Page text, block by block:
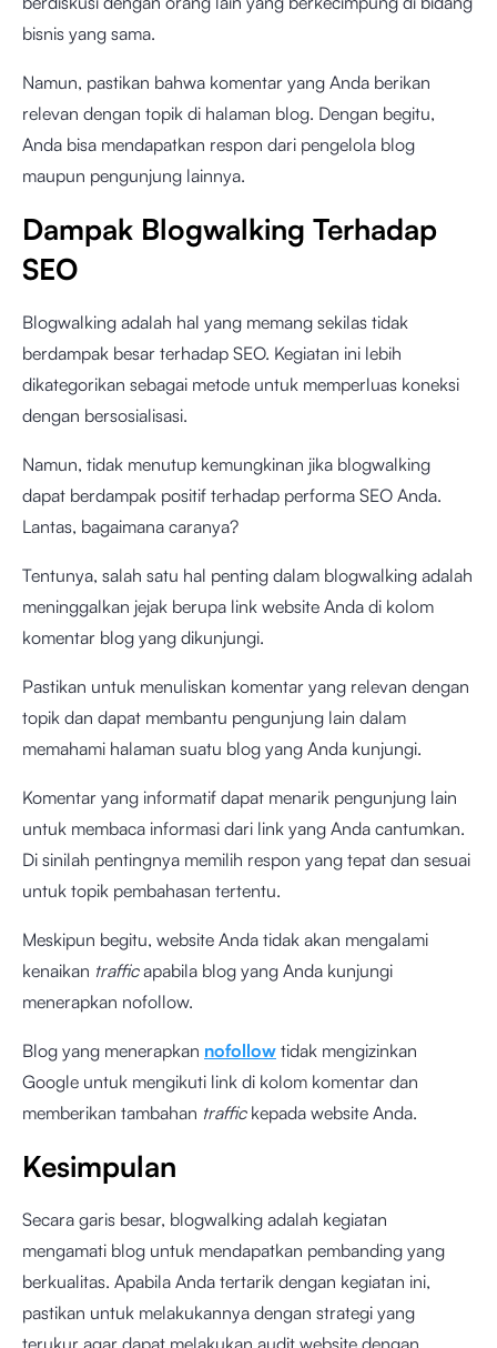
bisnis yang sama.
Namun, pastikan bahwa komentar yang Anda berikan
relevan dengan topik di halaman blog. Dengan begitu,
Anda bisa mendapatkan respon dari pengelola blog
maupun pengunjung lainnya.
Dampak Blogwalking Terhadap
SEO
Blogwalking adalah hal yang memang sekilas tidak
berdampak besar terhadap SEO. Kegiatan ini lebih
dikategorikan sebagai metode untuk memperluas koneksi
dengan bersosialisasi.
Namun, tidak menutup kemungkinan jika blogwalking
dapat berdampak positif terhadap performa SEO Anda.
Lantas, bagaimana caranya?
Tentunya, salah satu hal penting dalam blogwalking adalah
meninggalkan jejak berupa link website Anda di kolom
komentar blog yang dikunjungi.
Pastikan untuk menuliskan komentar yang relevan dengan
topik dan dapat membantu pengunjung lain dalam
memahami halaman suatu blog yang Anda kunjungi.
Komentar yang informatif dapat menarik pengunjung lain
untuk membaca informasi dari link yang Anda cantumkan.
Di sinilah pentingnya memilih respon yang tepat dan sesuai
untuk topik pembahasan tertentu.
Meskipun begitu, website Anda tidak akan mengalami
kenaikan trafficapabila blog yang Anda kunjungi
menerapkan nofollow.
Blog yang menerapkan nofollow tidak mengizinkan
Google untuk mengikuti link di kolom komentar dan
memberikan tambahan traffickepada website Anda.
Kesimpulan
Secara garis besar, blogwalking adalah kegiatan
mengamati blog untuk mendapatkan pembanding yang
berkualitas. Apabila Anda tertarik dengan kegiatan ini,
pastikan untuk melakukannya dengan strategi yang
terukur agar dapat melakukan audit website dengan